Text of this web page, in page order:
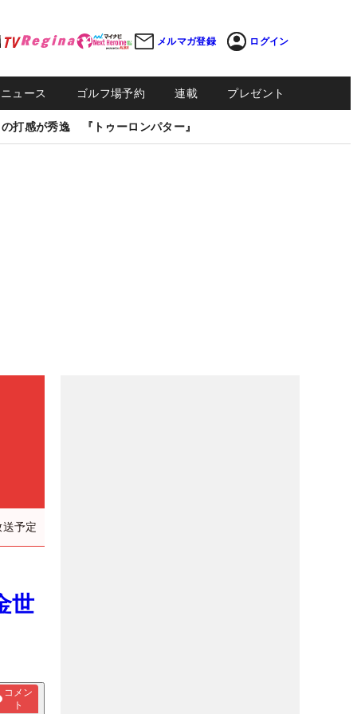
メルマガ登録 ログイン
ュース ゴルフ場予約 連載 プレゼント
打感が秀逸 『トゥーロンパター』
予定
世
コメン
ト